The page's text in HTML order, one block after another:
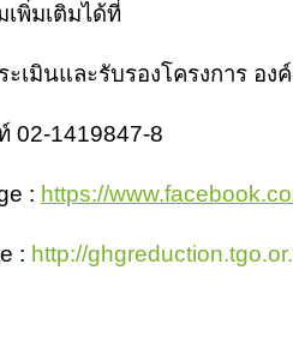
เพิ่มเติมได้ที่
ะเมินและรับรองโครงการ อ
02-1419847-8
: https://
: http://